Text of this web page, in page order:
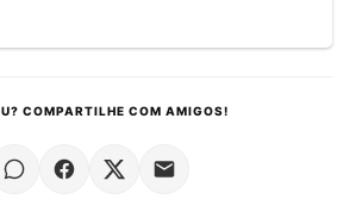
COMPARTILHE COM AMIGOS!